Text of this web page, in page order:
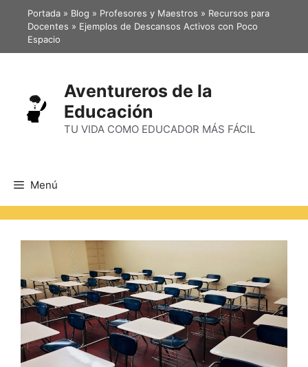
Portada » Blog » Profesores y Maestros » Recursos para
Docentes » Ejemplos de Descansos Activos con Poco
Espacio
Aventureros de la
Educación
TU VIDA COMO EDUCADOR MÁS FÁCIL
Menú